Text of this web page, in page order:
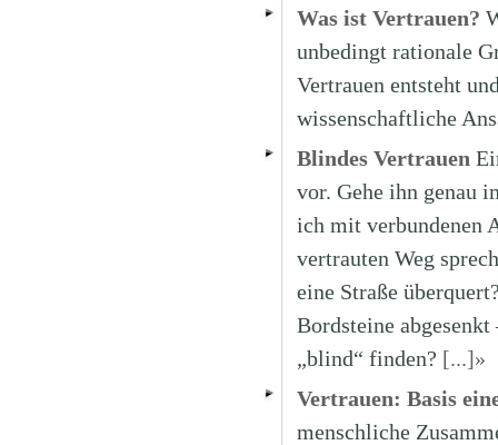
Was ist Vertrauen?
unbedingt rationale
Vertrauen entsteht
wissenschaftliche
Blindes Vertrauen
vor. Gehe ihn genau
ich mit verbundenen
vertrauten Weg
eine Straße
Bordsteine
„blind“ finden? [...]»
Vertrauen: Basis
menschliche